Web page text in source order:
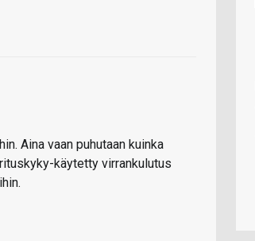
Aina vaan puhutaan kuinka
käytetty virrankulutus